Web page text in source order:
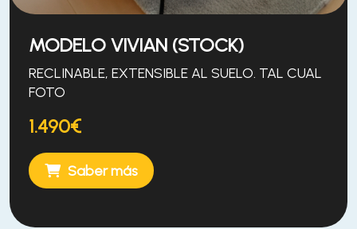
MODELO VIVIAN (STOCK)
RECLINABLE, EXTENSIBLE AL SUELO. TAL CUAL
FOTO
1.490€
Saber más